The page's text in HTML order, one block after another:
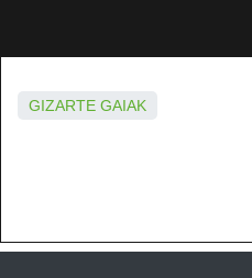
GIZARTE GAIAK